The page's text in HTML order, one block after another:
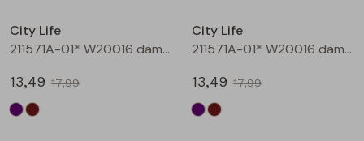
Gilet spencers
Leggings
T-shirts lange mouw
City Life
211571A-01* W20016 dames T-shirt km aubergine
13,49 17,99
City Life
211571A-01* W20016 dames T-shirt km bruin
13,49 17,99